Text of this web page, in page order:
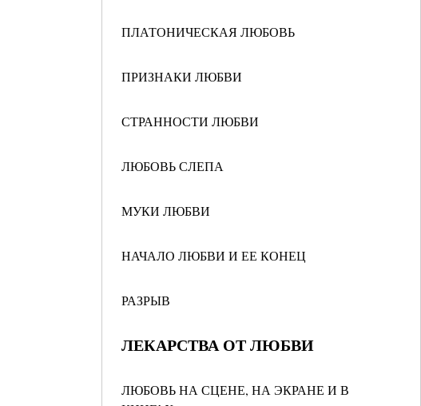
ПЛАТОНИЧЕСКАЯ ЛЮБОВЬ
ПРИЗНАКИ ЛЮБВИ
СТРАННОСТИ ЛЮБВИ
ЛЮБОВЬ СЛЕПА
МУКИ ЛЮБВИ
НАЧАЛО ЛЮБВИ И ЕЕ КОНЕЦ
РАЗРЫВ
ЛЕКАРСТВА ОТ ЛЮБВИ
ЛЮБОВЬ НА СЦЕНЕ, НА ЭКРАНЕ И В